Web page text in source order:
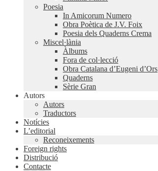
Poesia
In Amicorum Numero
Obra Poètica de J.V. Foix
Poesia dels Quaderns Crema
Miscel·lània
Àlbums
Fora de col·lecció
Obra Catalana d’Eugeni d’Ors
Quaderns
Sèrie Gran
Autors
Autors
Traductors
Notícies
L’editorial
Reconeixements
Foreign rights
Distribució
Contacte